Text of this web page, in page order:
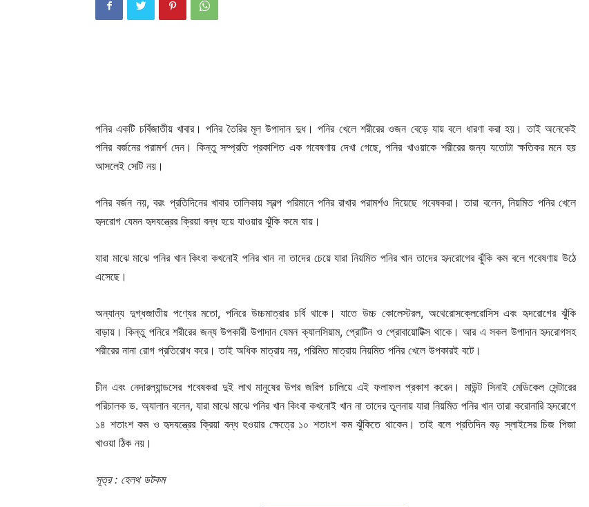
পনির একটি চর্বিজাতীয় খাবার। পনির তৈরির মূল উপাদান দুধ। পনির খেলে শরীরের ওজন বেড়ে যায় বলে ধারণা করা হয়। তাই অনেকেই
পনির বর্জনের পরামর্শ দেন। কিন্তু সম্প্রতি প্রকাশিত এক গবেষণায় দেখা গেছে, পনির খাওয়াকে শরীরের জন্য যতোটা ক্ষতিকর মনে হয়
আসলেই সেটি নয়।
পনির বর্জন নয়, বরং প্রতিদিনের খাবার তালিকায় স্বল্প পরিমানে পনির রাখার পরামর্শও দিয়েছে গবেষকরা। তারা বলেন, নিয়মিত পনির খেলে
হৃদরোগ যেমন হৃদযন্ত্রের ক্রিয়া বন্ধ হয়ে যাওয়ার ঝুঁকি কমে যায়।
যারা মাঝে মাঝে পনির খান কিংবা কখনোই পনির খান না তাদের চেয়ে যারা নিয়মিত পনির খান তাদের হৃদরোগের ঝুঁকি কম বলে গবেষণায় উঠে
এসেছে।
অন্যান্য দুগ্ধজাতীয় পণ্যের মতো, পনিরে উচ্চমাত্রার চর্বি থাকে। যাতে উচ্চ কোলেস্টরল, অথেরোসক্লেরোসিস এবং হৃদরোগের ঝুঁকি
বাড়ায়। কিন্তু পনিরে শরীরের জন্য উপকারী উপাদান যেমন ক্যালসিয়াম, প্রোটিন ও প্রোবায়োটিক্স থাকে। আর এ সকল উপাদান হৃদরোগসহ
শরীরের নানা রোগ প্রতিরোধ করে। তাই অধিক মাত্রায় নয়, পরিমিত মাত্রায় নিয়মিত পনির খেলে উপকারই বটে।
চীন এবং নেদারল্যান্ডসের গবেষকরা দুই লাখ মানুষের উপর জরিপ চালিয়ে এই ফলাফল প্রকাশ করেন। মাউন্ট সিনাই মেডিকেল সেন্টারের
পরিচালক ড. অ্যালান বলেন, যারা মাঝে মাঝে পনির খান কিংবা কখনোই খান না তাদের তুলনায় যারা নিয়মিত পনির খান তারা করোনারি হৃদরোগে
১৪ শতাংশ কম ও হৃদযন্ত্রের ক্রিয়া বন্ধ হওয়ার ক্ষেত্রে ১০ শতাংশ কম ঝুঁকিতে থাকেন। তাই বলে প্রতিদিন বড় স্লাইসের চিজ পিজা
খাওয়া ঠিক নয়।
সূত্র : হেলথ ডটকম